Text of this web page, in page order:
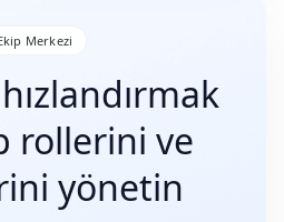
Merkezi
hızlandırmak
rollerini ve
yönetin